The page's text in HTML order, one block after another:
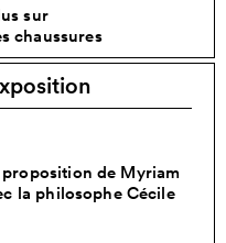
sur
chaussures
de Myriam
la philosophe Cécile